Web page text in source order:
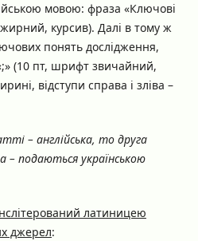
мовою: фраза «Ключові
курсив). Далі в тому ж
понять дослідження,
(10 пт, шрифт звичайний,
відступи справа і зліва –
– англійська, то друга
– подаються українською
латиницею
джерел: